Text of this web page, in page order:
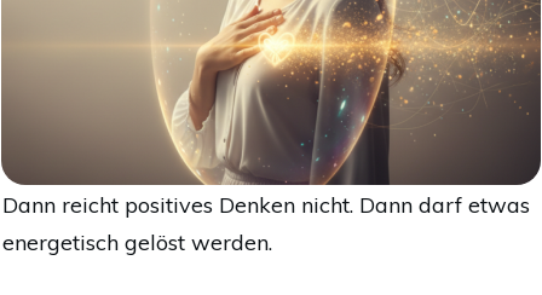
Dann reicht positives Denken nicht. Dann darf etwas
energetisch gelöst werden.